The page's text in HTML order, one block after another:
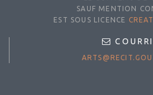
SAUF MENTION
EST SOUS LICENCE